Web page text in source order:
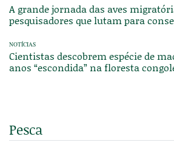
A grande jornada das aves
pesquisadores que lutam para
NOTÍCIAS
Cientistas descobrem espécie de
anos “escondida” na floresta
Pesca